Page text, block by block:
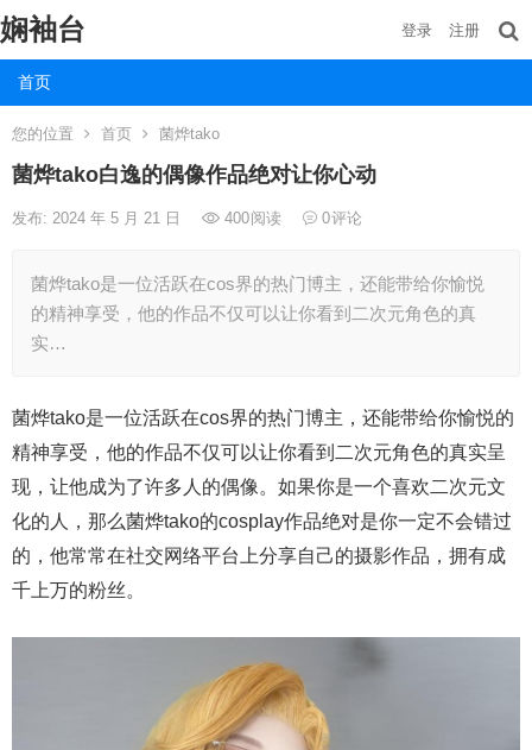
娴袖台
首页
登录 注册
您的位置 首页 菌烨tako
菌烨tako白逸的偶像作品绝对让你心动
发布: 2024 年 5 月 21 日 400阅读 0评论
菌烨tako是一位活跃在cos界的热门博主，还能带给你愉悦
的精神享受，他的作品不仅可以让你看到二次元角色的真
实…
菌烨tako是一位活跃在cos界的热门博主，还能带给你愉悦的
精神享受，他的作品不仅可以让你看到二次元角色的真实呈
现，让他成为了许多人的偶像。如果你是一个喜欢二次元文
化的人，那么菌烨tako的cosplay作品绝对是你一定不会错过
的，他常常在社交网络平台上分享自己的摄影作品，拥有成
千上万的粉丝。